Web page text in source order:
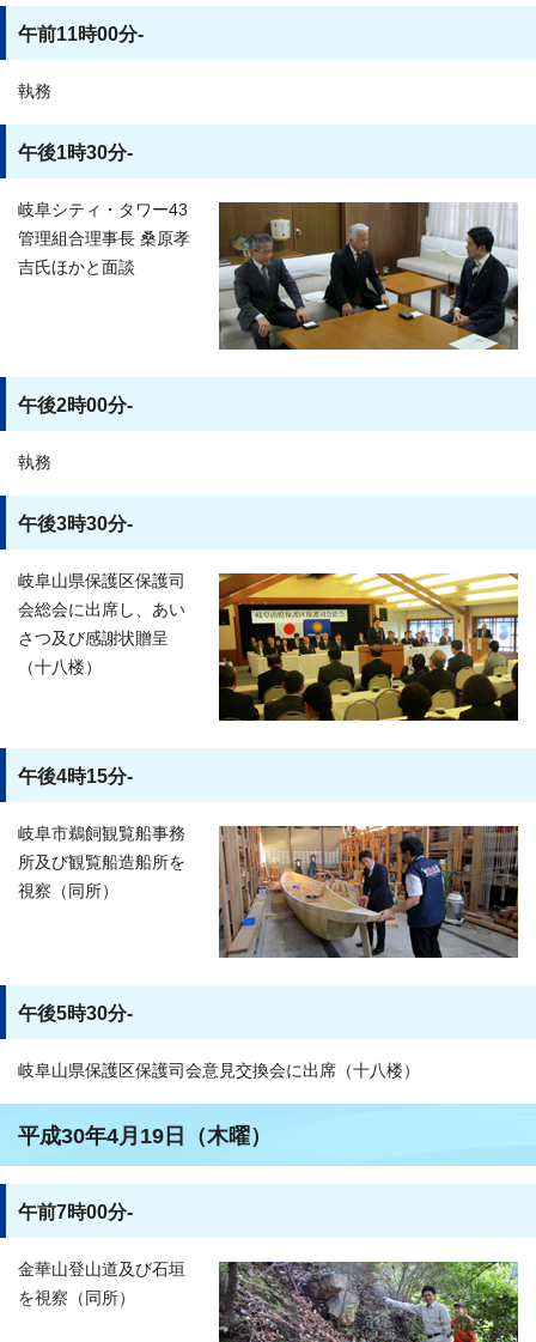
午前11時00分-
執務
午後1時30分-
岐阜シティ・タワー43
管理組合理事長 桑原孝
吉氏ほかと面談
午後2時00分-
執務
午後3時30分-
岐阜山県保護区保護司
会総会に出席し、あい
さつ及び感謝状贈呈
（十八楼）
午後4時15分-
岐阜市鵜飼観覧船事務
所及び観覧船造船所を
視察（同所）
午後5時30分-
岐阜山県保護区保護司会意見交換会に出席（十八楼）
平成30年4月19日（木曜）
午前7時00分-
金華山登山道及び石垣
を視察（同所）